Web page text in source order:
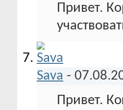
Привет.
Sava -
Привет.